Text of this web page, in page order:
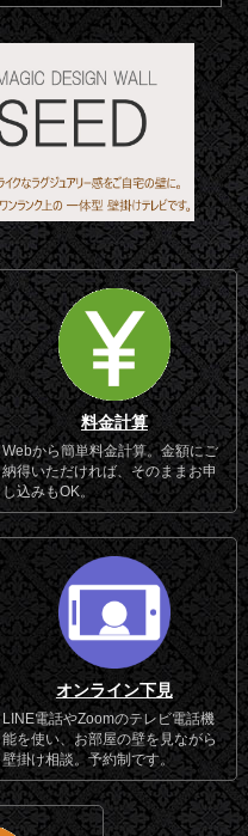
料金計算
Webから簡単料金計算。金額にご
納得いただければ、そのままお申
し込みもOK。
オンライン下見
LINE電話やZoomのテレビ電話機
能を使い、お部屋の壁を見ながら
壁掛け相談。予約制です。